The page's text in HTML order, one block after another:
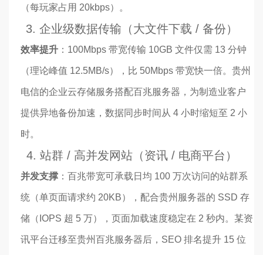
（每玩家占用 20kbps）。
3. 企业级数据传输（大文件下载 / 备份）
效率提升 ：100Mbps 带宽传输 10GB 文件仅需 13 分钟
（理论峰值 12.5MB/s），比 50Mbps 带宽快一倍。贵州
电信的企业云存储服务搭配百兆服务器，为制造业客户
提供异地备份加速，数据同步时间从 4 小时缩短至 2 小
时。
4. 站群 / 高并发网站（资讯 / 电商平台）
并发支撑 ：百兆带宽可承载日均 100 万次访问的站群系
统（单页面请求约 20KB），配合贵州服务器的 SSD 存
储（IOPS 超 5 万），页面加载速度稳定在 2 秒内。某资
讯平台迁移至贵州百兆服务器后，SEO 排名提升 15 位